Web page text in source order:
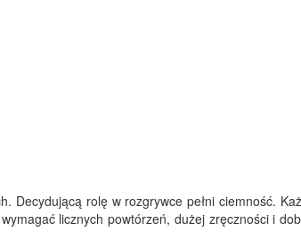
Decydującą rolę w rozgrywce pełni ciemność.
licznych powtórzeń, dużej zręczności i